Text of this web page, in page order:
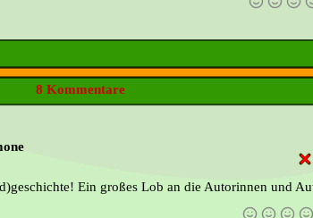
8 Kommentare
Ein großes Lob an die Autorinnen und